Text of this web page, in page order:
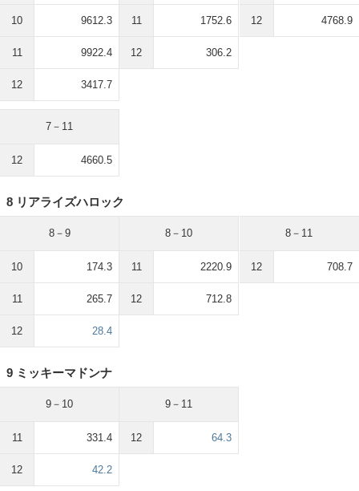
10 9612.3
11 9922.4
12 3417.7
11 1752.6
12 306.2
12 4768.9
7－11
12 4660.5
8 リアライズハロック
8－9
10 174.3
11 265.7
12 28.4
8－10
11 2220.9
12 712.8
8－11
12 708.7
9 ミッキーマドンナ
9－10
11 331.4
12 42.2
9－11
12 64.3